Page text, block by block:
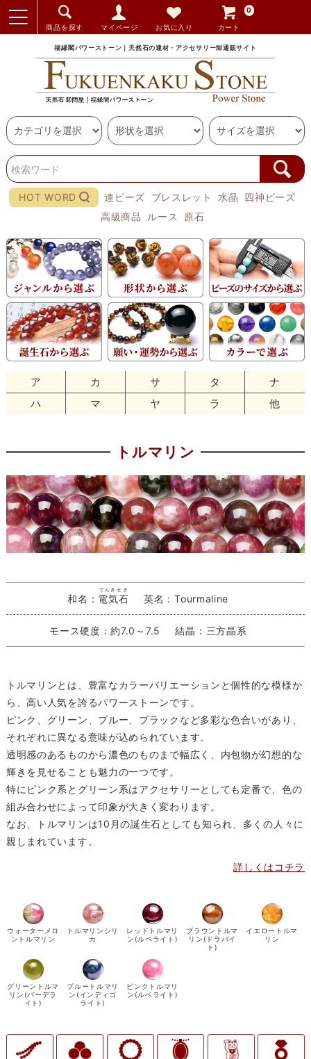
商品を探す マイページ お気に入り カート
0
福縁閣パワーストーン｜天然石の連材・アクセサリー卸通販サイト
HOT WORD 連ビーズ ブレスレット 水晶
四神ビーズ
高級商品
ルース 原石
ア カ サ タ
ナ
ハ
マ ヤ ラ 他
トルマリン
和名： 電気石
でんきせき
英名：Tourmaline
モース硬度：約7.0～7.5 結晶：三方晶系
トルマリンとは、豊富なカラーバリエーションと個性的な模様か
ら、高い人気を誇るパワーストーンです。
ピンク、グリーン、ブルー、ブラックなど多彩な色合いがあり、
それぞれに異なる意味が込められています。
透明感のあるものから濃色のものまで幅広く、内包物が幻想的な
輝きを見せることも魅力の一つです。
特にピンク系とグリーン系はアクセサリーとしても定番で、色の
組み合わせによって印象が大きく変わります。
なお、トルマリンは10月の誕生石としても知られ、多くの人々に
親しまれています。
詳しくはコチラ
ウォーターメロ
ントルマリン
トルマリンシリ
カ
レッドトルマリ
ン(ルベライト)
ブラウントルマ
リン(ドラバイ
ト)
イエロートルマ
リン
グリーントルマ
リン(バーデラ
イト)
ブルートルマリ
ン(インディゴ
ライト)
ピンクトルマリ
ン(ルベライト)